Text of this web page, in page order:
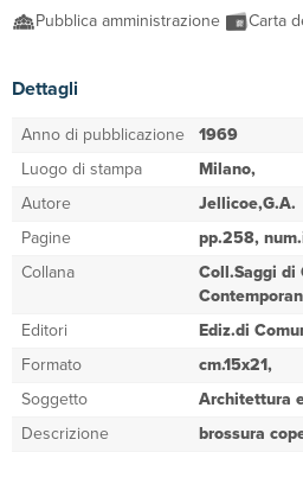
Pubblica amministrazione
Carta
Dettagli
Anno di pubblicazione 1969
Luogo di stampa
Milano,
Autore
Jellicoe,G.A.
Pagine
pp.258,
Collana
Coll.Saggi di
Editori
Ediz.di
Formato
cm.15x21,
Soggetto
Architettura
Descrizione
brossura